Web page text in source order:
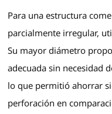
Para una estructura
parcialmente irregular,
Su mayor diámetro
adecuada sin necesidad
lo que permitió ahorrar
perforación en